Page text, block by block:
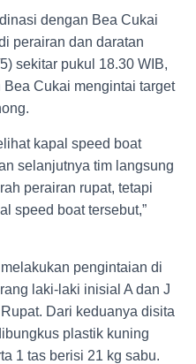
dengan Bea Cukai
perairan dan daratan
sekitar pukul 18.30 WIB,
Cukai mengintai target
kapal speed boat
selanjutnya tim langsung
perairan rupat, tetapi
speed boat tersebut,”
pengintaian di
laki-laki inisial A dan J
Dari keduanya disita
plastik kuning
1 tas berisi 21 kg sabu.